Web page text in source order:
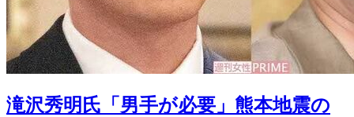
滝沢秀明氏「男手が必要」熊本地震の